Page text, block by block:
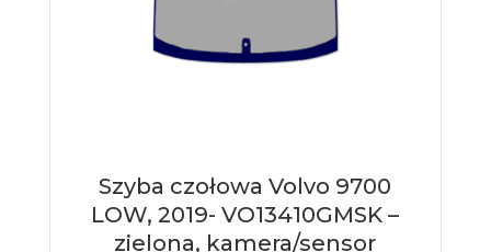
Szyba czołowa Volvo 9700
LOW, 2019- VO13410GMSK –
zielona, kamera/sensor